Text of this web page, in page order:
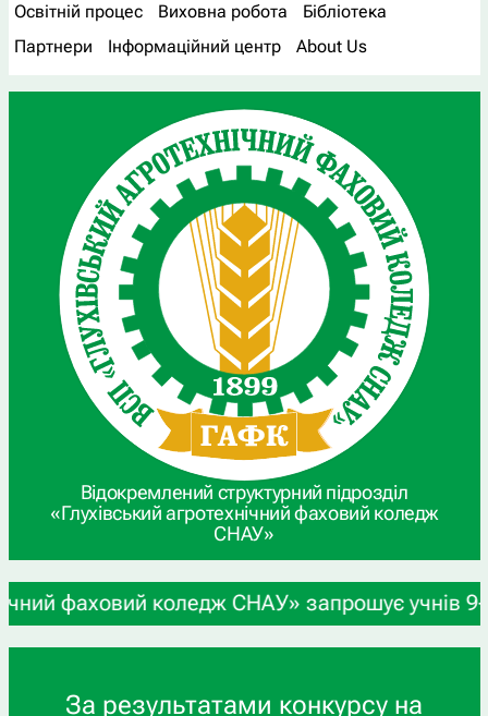
Освітній процес
Виховна робота
Бібліотека
Партнери
Інформаційний центр About Us
Відокремлений структурний підрозділ
«Глухівський агротехнічний фаховий коледж
СНАУ»
коледж СНАУ» запрошує учнів 9-х та 11-х
За результатами конкурсу на